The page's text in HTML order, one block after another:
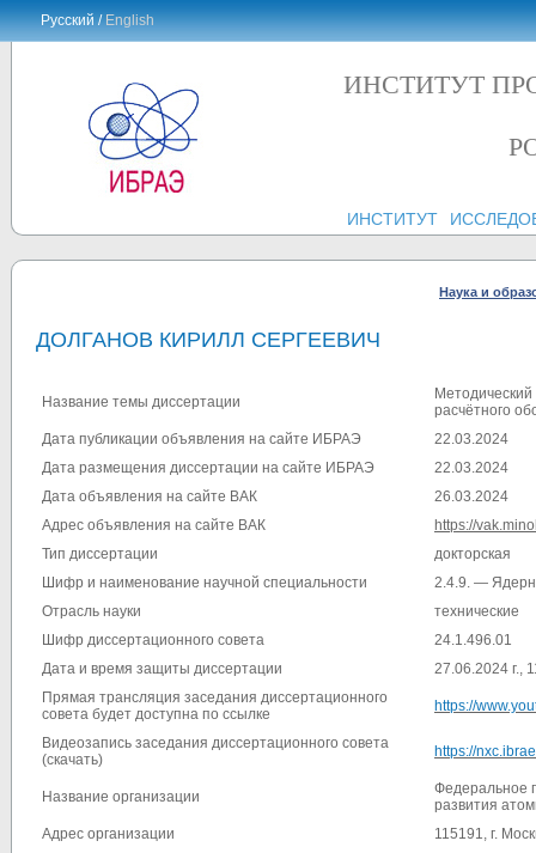
Русский /English
ИНСТИТУТ
ИНСТИТУТ
Наука и
ДОЛГАНОВ КИРИЛЛ СЕРГЕЕВИЧ
Название темы диссертации
расчётного
Дата публикации объявления на сайте ИБРАЭ
22.03.2024
Дата размещения диссертации на сайте ИБРАЭ
22.03.2024
Дата объявления на сайте ВАК
26.03.2024
Адрес объявления на сайте ВАК
https://
Тип диссертации
докторская
Шифр и наименование научной специальности
2.4.9. —
Отрасль науки
технические
Шифр диссертационного совета
24.1.496.01
Дата и время защиты диссертации
27.06.2024 г.,
Прямая трансляция заседания диссертационного
совета будет доступна по ссылке
https://
Видеозапись заседания диссертационного совета
(скачать)
https://
Название организации
Федеральное
развития
Адрес организации
115191, г.